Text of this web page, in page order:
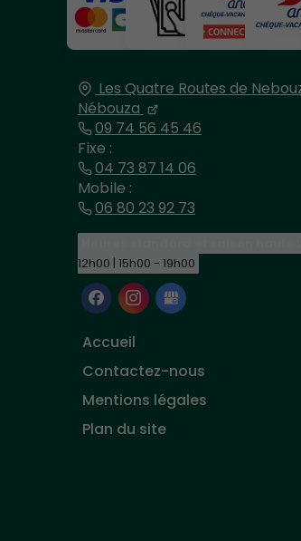
Les Quatre Routes de
Nébouza
09 74 56 45 46
Fixe :
04 73 87 14 06
Mobile :
06 80 23 92 73
12h00 | 15h00 - 19h00
Accueil
Contactez-nous
Mentions légales
Plan du site